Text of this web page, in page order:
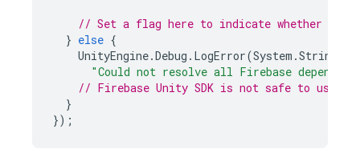
// Set a flag here to indicate whether
} else {
UnityEngine.Debug . LogError(System .String
"Could not resolve all Firebase
// Firebase Unity SDK is not safe to use
}
});